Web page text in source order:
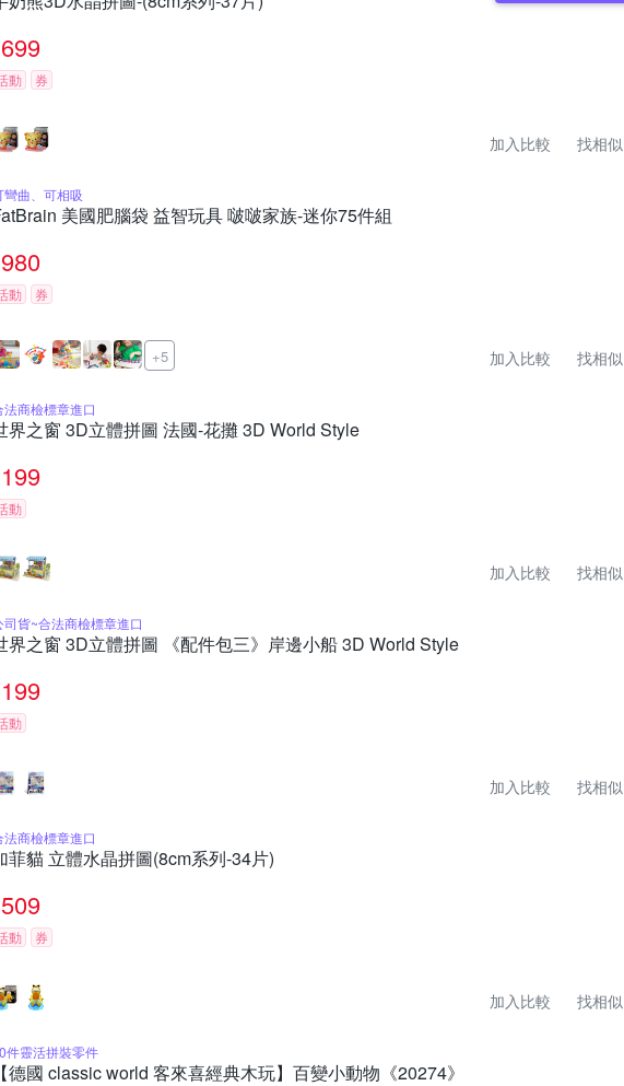
699
動 券
加入比較 找相似
彎曲、可相吸
美國肥腦袋 益智玩具 啵啵家族-迷你75件組
980
動 券
+5 加入比較 找相似
法商檢標章進口
界之窗 3D立體拼圖 法國-花攤 3D World Style
199
動
加入比較 找相似
司貨~合法商檢標章進口
界之窗 3D立體拼圖 《配件包三》岸邊小船 3D World Style
199
動
加入比較 找相似
法商檢標章進口
菲貓 立體水晶拼圖(8cm系列-34片)
509
動 券
加入比較 找相似
件靈活拼裝零件
德國 classic world 客來喜經典木玩】百變小動物《20274》